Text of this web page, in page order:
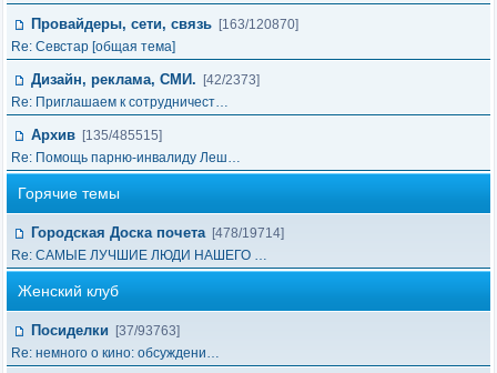
Провайдеры, сети, связь [163/120870]
Re: Cевстар [общая тема]
Дизайн, реклама, СМИ.
[42/2373]
Re: Приглашаем к сотрудничест…
Архив [135/485515]
Re: Помощь парню-инвалиду Леш…
Горячие темы
Городская Доска почета [478/19714]
Re: САМЫЕ ЛУЧШИЕ ЛЮДИ НАШЕГО …
Женский клуб
Посиделки
[37/93763]
Re: немного о кино: обсуждени…